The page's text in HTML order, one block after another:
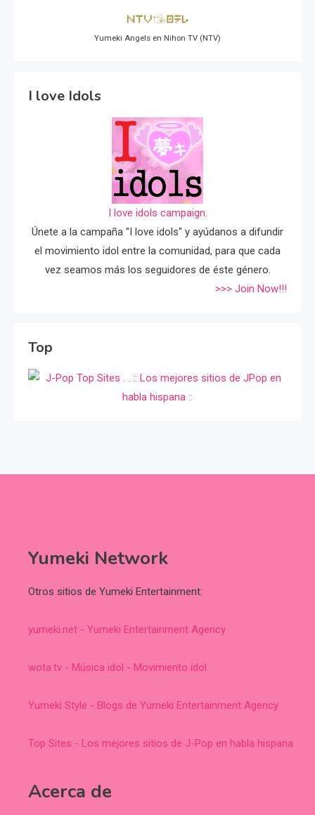
Yumeki Angels en Nihon TV (NTV)
I love Idols
I love idols campaign.
Únete a la campaña "I love idols" y ayúdanos a difundir
el movimiento idol entre la comunidad, para que cada
vez seamos más los seguidores de éste género.
>>> Join Now!!!
Top
Yumeki Network
Otros sitios de Yumeki Entertainment:
yumeki.net - Yumeki Entertainment Agency
wota.tv - Música idol - Movimiento idol
Yumeki Style - Blogs de Yumeki Entertainment Agency
Top Sites - Los mejores sitios de J-Pop en habla hispana
Acerca de